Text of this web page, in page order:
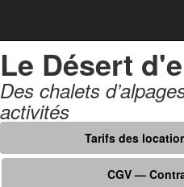
Le Désert
Des chalets
activités
Tarifs des
CGV —